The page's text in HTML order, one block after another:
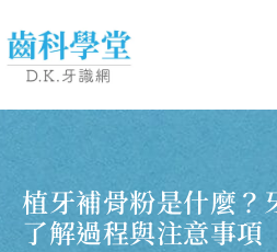
植牙補骨粉是什麼？
了解過程與注意事項